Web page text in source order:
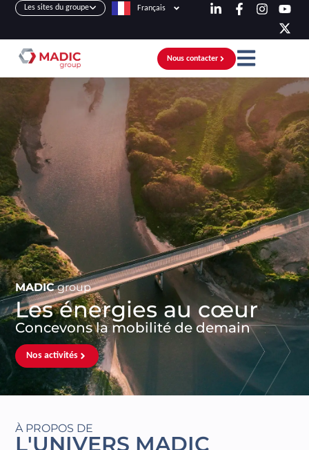
Les sites du groupe Français
Nous contacter
MADIC group
Les énergies au cœur
Concevons la mobilité de demain
Nos activités
À PROPOS DE
L'UNIVERS MADIC